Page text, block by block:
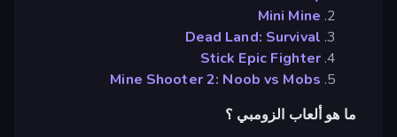
Mini Mine
Dead Land: Survival
Stick Epic Fighter
Mine Shooter 2: Noob vs Mobs
ما هو ألعاب الزومبي ؟